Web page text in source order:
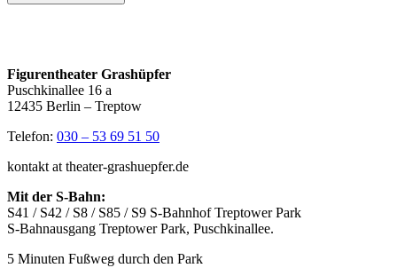
Figurentheater Grashüpfer
Puschkinallee 16 a
12435 Berlin – Treptow
Telefon: 030 – 53 69 51 50
kontakt at theater-grashuepfer.de
Mit der S-Bahn:
S41 / S42 / S8 / S85 / S9 S-Bahnhof Treptower Park
S-Bahnausgang Treptower Park, Puschkinallee.
5 Minuten Fußweg durch den Park